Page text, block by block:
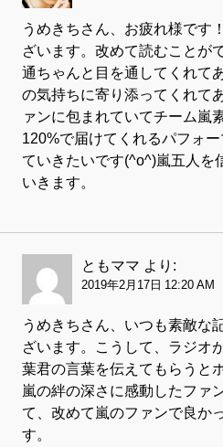
うめきちさん、お疲れ様です
ざいます。改めて読むことが
通ちゃんと目を通してくれて
の気持ちに寄り添ってくれて
ァンに包まれていてチーム嵐
120%で届けてくれるパフォ
ていきたいです(^o^)嵐五人を
いきます。
ともママ より:
2019年2月17日 12:20 AM
うめきちさん、いつも素敵な
ざいます。こうして、ラジオ
葉君の言葉を伝えてもらうと
嵐の絆の深さに感動したファ
て、改めて嵐のファンで良か
す。